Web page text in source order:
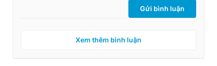
Gửi bình luận
Xem thêm bình luận